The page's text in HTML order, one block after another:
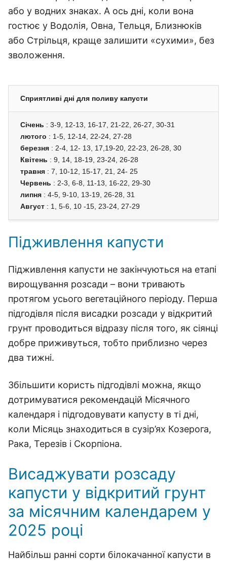
або у водних знаках. А ось дні, коли вона
гостює у Водолія, Овна, Тельця, Близнюків
або Стрільця, краще залишити «сухими», без
зволоження.
Сприятливі дні для поливу капусти
Січень : 3-9, 12-13, 16-17, 21-22, 26-27, 30-31
лютого : 1-5, 12-14, 22-24, 27-28
березня : 2-4, 12- 13, 17,19-20, 22-23, 26-28, 30
Квітень : 9, 14, 18-19, 23-24, 26-28
травня : 7, 10-12, 15-17, 21, 24- 25
Червень : 2-3, 6-8, 11-13, 16-22, 29-30
липня : 4-5, 9-10, 13-19, 26-28, 31
Август : 1, 5-6, 10 -15, 23-24, 27-29
Підживлення капусти
Підживлення капусти не закінчуються на етапі
вирощування розсади – вони тривають
протягом усього вегетаційного періоду. Перша
підгодівля після висадки розсади у відкритий
грунт проводиться відразу після того, як сіянці
добре приживуться, тобто приблизно через
два тижні.
Збільшити користь підгодівлі можна, якщо
дотримуватися рекомендацій Місячного
календаря і підгодовувати капусту в ті дні,
коли Місяць знаходиться в сузір’ях Козерога,
Рака, Терезів і Скорпіона.
Висаджувати розсаду
капусти у відкритий грунт
за місячним календарем у
2025 році
Найбільш ранні сорти білокачанної капусти в